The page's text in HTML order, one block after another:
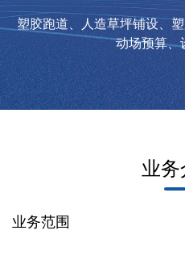
塑胶跑道、人造草坪铺设、
动场预算、
业务
业务范围